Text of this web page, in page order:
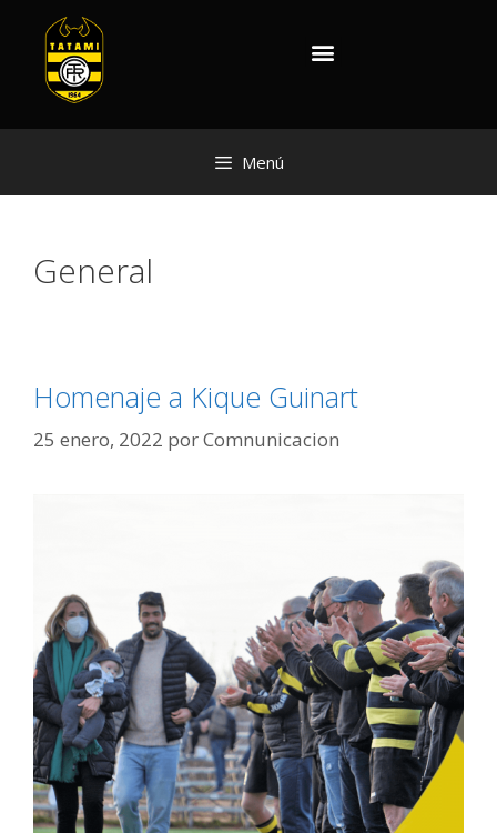
Menú
General
Homenaje a Kique Guinart
25 enero, 2022 porComnunicacion